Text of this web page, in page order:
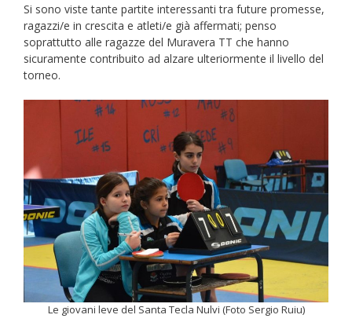
Si sono viste tante partite interessanti tra future promesse,
ragazzi/e in crescita e atleti/e già affermati; penso
soprattutto alle ragazze del Muravera TT che hanno
sicuramente contribuito ad alzare ulteriormente il livello del
torneo.
Le giovani leve del Santa Tecla Nulvi (Foto Sergio Ruiu)